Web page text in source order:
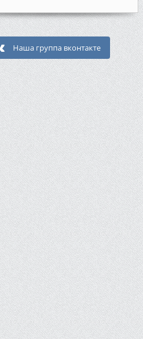
Наша группа вконтакте